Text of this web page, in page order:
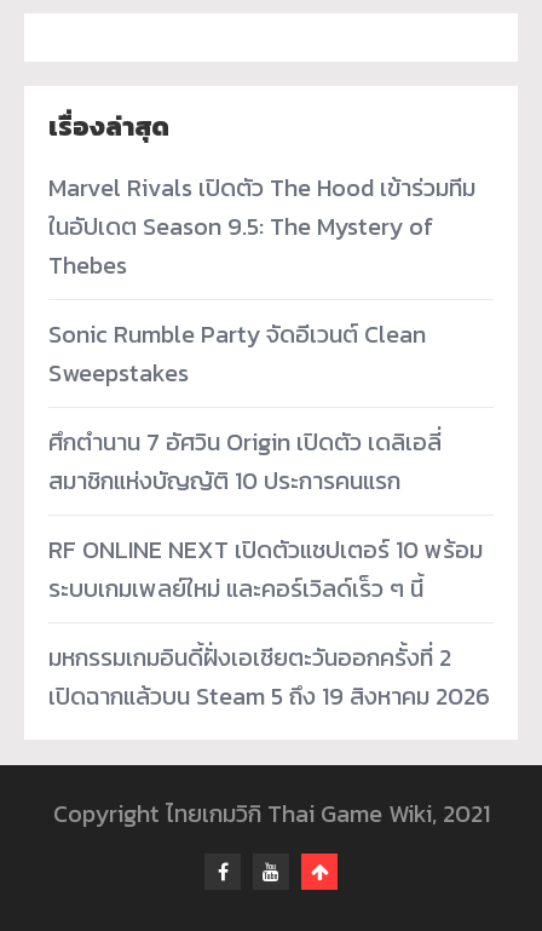
เรื่องล่าสุด
Marvel Rivals เปิดตัว The Hood เข้าร่วมทีม
ในอัปเดต Season 9.5: The Mystery of
Thebes
Sonic Rumble Party จัดอีเวนต์ Clean
Sweepstakes
ศึกตำนาน 7 อัศวิน Origin เปิดตัว เดลิเอลี่
สมาชิกแห่งบัญญัติ 10 ประการคนแรก
RF ONLINE NEXT เปิดตัวแชปเตอร์ 10 พร้อม
ระบบเกมเพลย์ใหม่ และคอร์เวิลด์เร็ว ๆ นี้
มหกรรมเกมอินดี้ฝั่งเอเชียตะวันออกครั้งที่ 2
เปิดฉากแล้วบน Steam 5 ถึง 19 สิงหาคม 2026
Copyright ไทยเกมวิกิ Thai Game Wiki, 2021